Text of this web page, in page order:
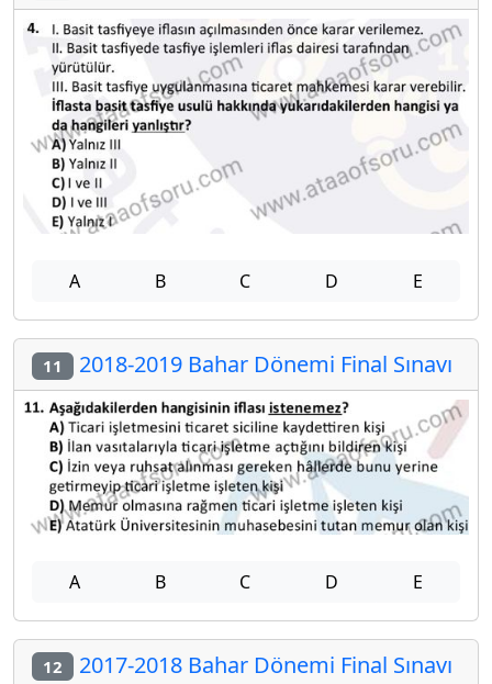
A B C D E
11 2018-2019 Bahar Dönemi Final Sınavı
A B C D E
12 2017-2018 Bahar Dönemi Final Sınavı